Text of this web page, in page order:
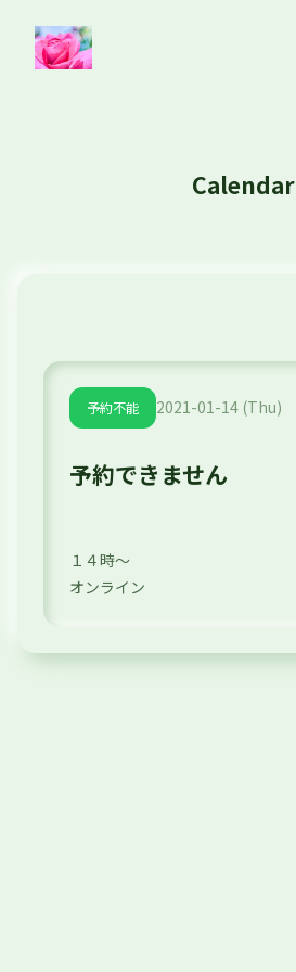
Calendar
予約不能 2021-01-14 (Thu)
予約できません
１４時〜
オンライン